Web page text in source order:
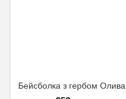
Бейсболка з гербом Олива